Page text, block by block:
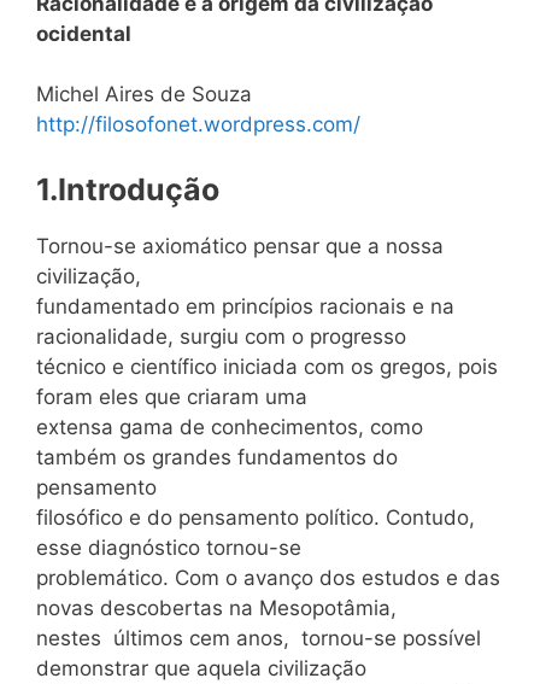
ocidental
Michel Aires de Souza
http://filosofonet.wordpress.com/
1.Introdução
Tornou-se axiomático pensar que a nossa
civilização,
fundamentado em princípios racionais e na
racionalidade, surgiu com o progresso
técnico e científico iniciada com os gregos, pois
foram eles que criaram uma
extensa gama de conhecimentos, como
também os grandes fundamentos do
pensamento
filosófico e do pensamento político. Contudo,
esse diagnóstico tornou-se
problemático. Com o avanço dos estudos e das
novas descobertas na Mesopotâmia,
nestes últimos cem anos, tornou-se possível
demonstrar que aquela civilização